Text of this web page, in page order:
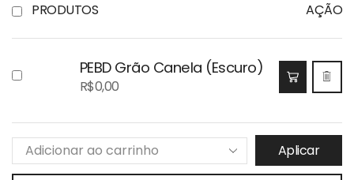
PRODUTOS AÇÃO
PEBD Grão Canela (Escuro)
R$0,00
Aplicar